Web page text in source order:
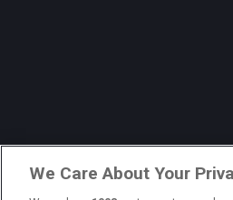
We Care About Your